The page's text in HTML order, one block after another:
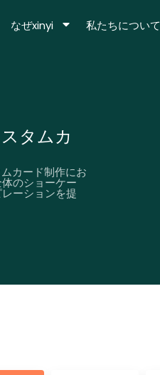
なぜxinyi 私たちについて
タムカ
カード制作にお
のショーケー
ーションを提